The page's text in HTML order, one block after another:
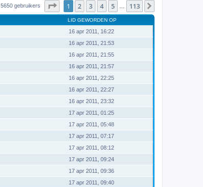
5650 gebruikers Pagina1 van 113
1 2 3 4 5 113
LID GEWORDEN OP
16 apr 2011, 16:22
16 apr 2011, 21:53
16 apr 2011, 21:55
16 apr 2011, 21:57
16 apr 2011, 22:25
16 apr 2011, 22:27
16 apr 2011, 23:32
17 apr 2011, 01:25
17 apr 2011, 05:48
17 apr 2011, 07:17
17 apr 2011, 08:12
17 apr 2011, 09:24
17 apr 2011, 09:36
17 apr 2011, 09:40